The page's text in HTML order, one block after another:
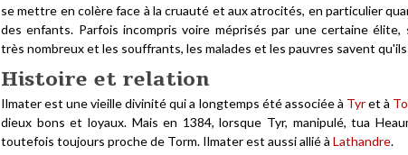
se mettre en colère face à la cruauté et aux atrocités, en particulier
des enfants. Parfois incompris voire méprisés par une certaine élite,
très nombreux et les souffrants, les malades et les pauvres savent
Histoire et relation
Ilmater est une vieille divinité qui a longtemps été associée à Tyret à
dieux bons et loyaux. Mais en 1384, lorsque Tyr, manipulé, tua
toutefois toujours proche de Torm. Ilmater est aussi allié à Lathandre.